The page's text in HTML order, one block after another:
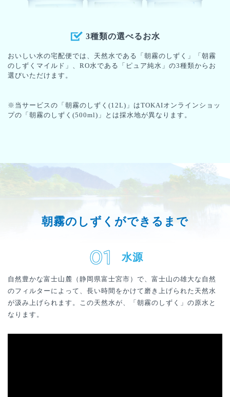
3種類の選べるお水
おいしい水の宅配便では、天然水である「朝霧のしずく」「朝霧
のしずくマイルド」、RO水である「ピュア純水」の3種類からお
選びいただけます。
※当サービスの「朝霧のしずく(12L)」はTOKAIオンラインショッ
プの「朝霧のしずく(500ml)」とは採水地が異なります。
朝霧のしずくができるまで
水源
自然豊かな富士山麓（静岡県富士宮市）で、富士山の雄大な自然
のフィルターによって、長い時間をかけて磨き上げられた天然水
が汲み上げられます。この天然水が、「朝霧のしずく」の原水と
なります。